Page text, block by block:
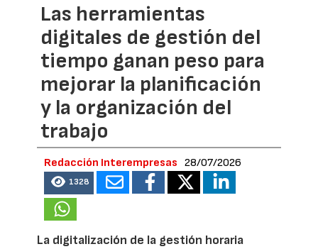
Las herramientas
digitales de gestión del
tiempo ganan peso para
mejorar la planificación
y la organización del
trabajo
Redacción Interempresas 28/07/2026
1328
La digitalización de la gestión horaria